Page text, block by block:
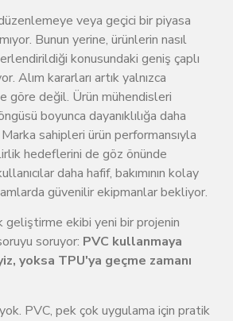
veya geçici bir piyasa
Bunun yerine, ürünlerin nasıl
konusundaki geniş çaplı
Alım kararları artık yalnızca
göre değil. Ürün mühendisleri
boyunca dayanıklılığa daha
sahipleri ürün performansıyla
hedeflerini de göz önünde
daha hafif, bakımının kolay
güvenilir ekipmanlar bekliyor.
geliştirme ekibi yeni bir projenin
soruyor: PVC kullanmaya
yoksa TPU'ya geçme zamanı
PVC, pek çok uygulama için pratik